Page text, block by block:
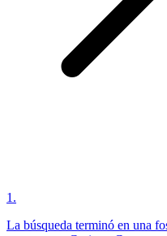
1 .
La búsqueda terminó en una